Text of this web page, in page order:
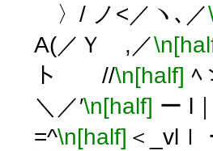
〉/ ノ<／ヽ､／
A(／Ｙ ,／
ト //\n[half] ﾍ
＼／′\n[half] ー l
=^\n[half] ＜_vlｌ